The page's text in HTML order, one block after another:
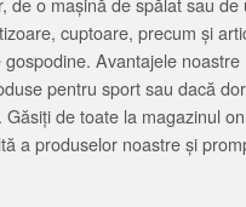
cuptoare, precum și
Avantajele
pentru sport sau dacă
de toate la magazinul
a produselor noastre și